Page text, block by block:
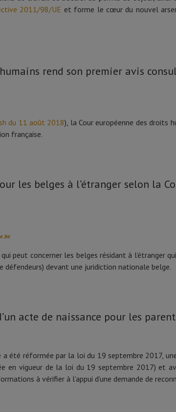
2011/98/UE et forme le cœur du nouvel
rend son premier avis
du 11 août 2018), la Cour européenne des droits
française.
les belges à l’étranger selon la
peut concerner les belges résidant à l’étranger
défendeurs) devant une juridiction nationale belge.
acte de naissance pour les
été réformée par la loi du 19 septembre 2017,
en vigueur de la loi du 19 septembre 2017) et
à vérifier à l’appui d’une demande de